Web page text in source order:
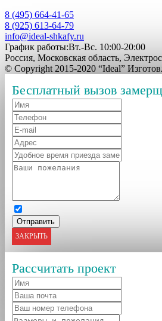
8 (495) 664-41-65
8 (925) 613-64-79
info@ideal-shkafy.ru
График работы:Вт.-Вс. 10:00-20:00
Россия, Московская область,
© Copyright 2015-2020 “Ideal”
Бесплатный вызов
ЗАКРЫТЬ
Рассчитать проект